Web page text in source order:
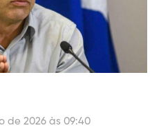
de 2026 às 09:40